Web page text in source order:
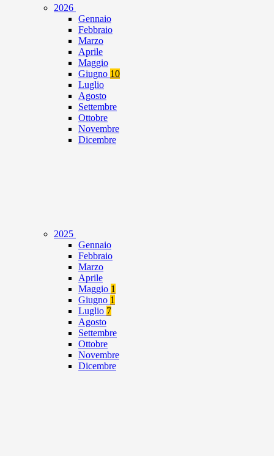
2026
Gennaio
Febbraio
Marzo
Aprile
Maggio
Giugno 10
Luglio
Agosto
Settembre
Ottobre
Novembre
Dicembre
2025
Gennaio
Febbraio
Marzo
Aprile
Maggio 1
Giugno 1
Luglio 7
Agosto
Settembre
Ottobre
Novembre
Dicembre